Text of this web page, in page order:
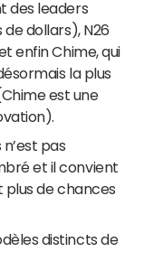
des leaders
de dollars), N26
enfin Chime, qui
la plus
est une
pas
et il convient
plus de chances
distincts de